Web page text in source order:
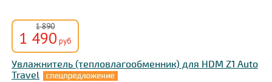
1 890
1 490 руб
Увлажнитель (тепловлагообменник) для HDM Z1 Auto
Travel